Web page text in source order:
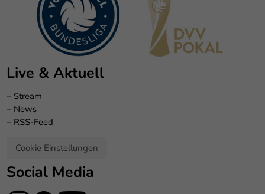
Live & Aktuell
– Stream
– News
– RSS-Feed
Cookie Einstellungen
Social Media